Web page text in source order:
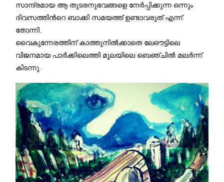
സാന്ദ്രമായ ആ തുടരനുഭവങ്ങളെ നേര്‍പ്പിക്കുന്ന ഒന്നും
ദിവസത്തിന്‍റെ ബാക്കി സമയത്ത് ഉണ്ടാവരുത് എന്ന്
തോന്നി.
വൈകുന്നേരത്തിന് കാത്തുനില്‍ക്കാതെ ലേഔട്ടിലെ
വിജനമായ പാര്‍ക്കിലെത്തി മൂലയിലെ ബെഞ്ചില്‍ മലര്‍ന്ന്
കിടന്നു.